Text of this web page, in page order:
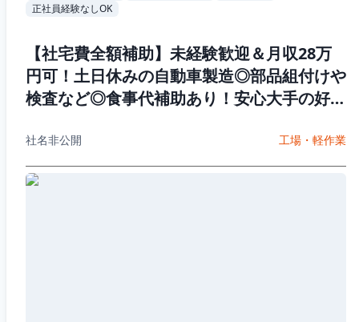
正社員経験なしOK
【社宅費全額補助】未経験歓迎＆月収28万
円可！土日休みの自動車製造◎部品組付けや
検査など◎食事代補助あり！安心大手の好待
社名非公開 工場・軽作業